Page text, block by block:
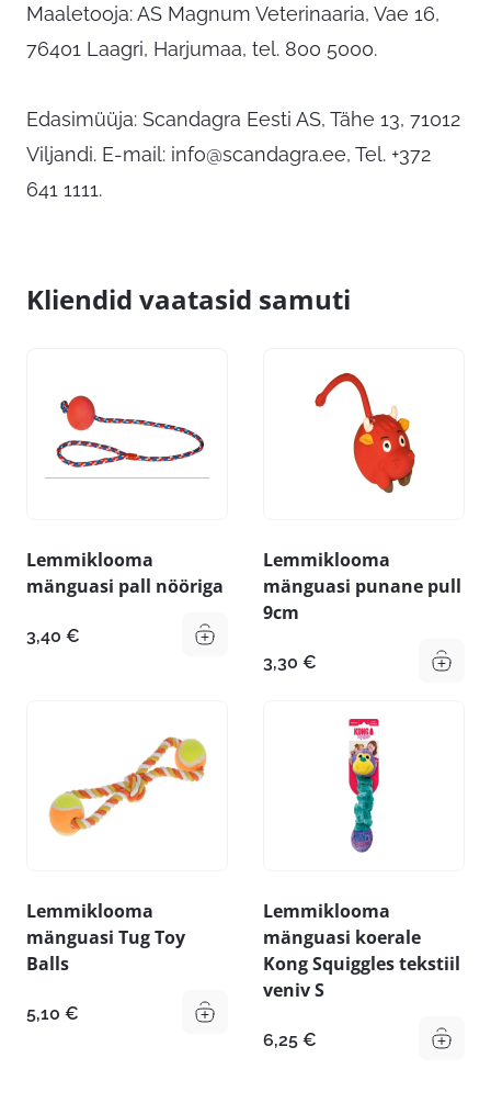
Maaletooja: AS Magnum Veterinaaria, Vae 16,
76401 Laagri, Harjumaa, tel. 800 5000.
Edasimüüja: Scandagra Eesti AS, Tähe 13, 71012
Viljandi. E-mail: info@scandagra.ee, Tel. +372
641 1111.
Kliendid vaatasid samuti
Lemmiklooma
mänguasi pall nööriga
3,40 €
Lemmiklooma
mänguasi punane pull
9cm
3,30 €
Lemmiklooma
mänguasi Tug Toy
Balls
5,10 €
Lemmiklooma
mänguasi koerale
Kong Squiggles tekstiil
veniv S
6,25 €